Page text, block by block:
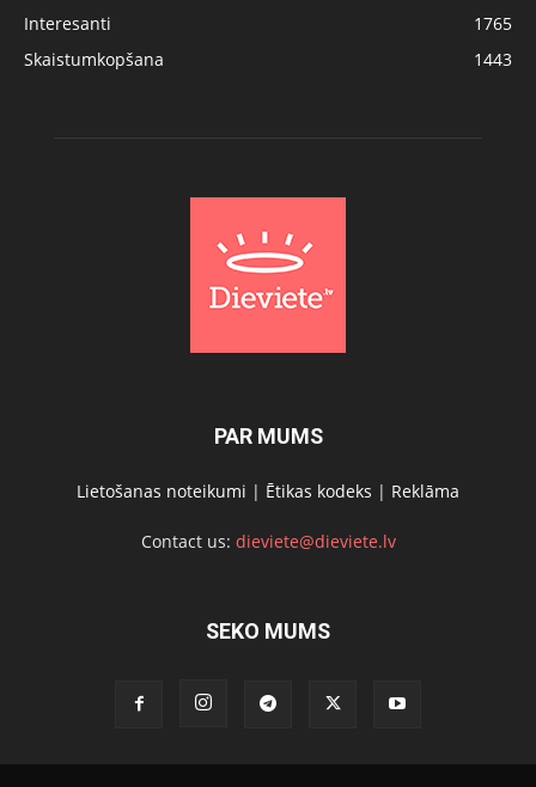
Interesanti
1765
Skaistumkopšana
1443
PAR MUMS
Lietošanas noteikumi | Ētikas kodeks | Reklāma
Contact us: dieviete@dieviete.lv
SEKO MUMS